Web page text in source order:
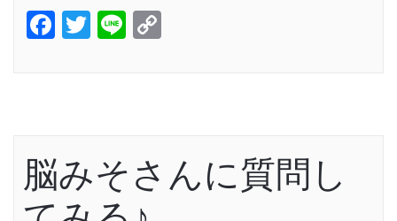
Facebook
Twitter
Line
脳みそさんに質問し